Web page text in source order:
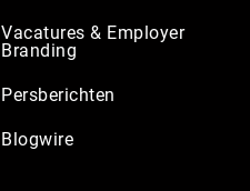
Vacatures & Employer
Branding
Persberichten
Blogwire